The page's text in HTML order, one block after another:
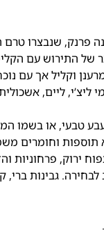
פרנק, שנבצרו
של התירוש עם
וקליל אך עם
ליצ’י, ליים,
וחומרים
ירוק, פרחוניות
גבינות